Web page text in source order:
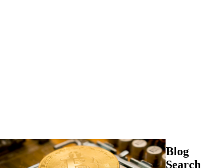
Blog
Search